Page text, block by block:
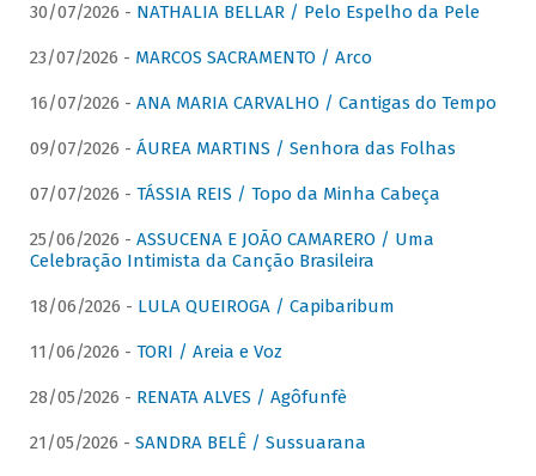
30/07/2026 - NATHALIA BELLAR / Pelo Espelho da Pele
23/07/2026 - MARCOS SACRAMENTO / Arco
16/07/2026 - ANA MARIA CARVALHO / Cantigas do Tempo
09/07/2026 - ÁUREA MARTINS / Senhora das Folhas
07/07/2026 - TÁSSIA REIS / Topo da Minha Cabeça
25/06/2026 - ASSUCENA E JOÃO CAMARERO / Uma
Celebração Intimista da Canção Brasileira
18/06/2026 - LULA QUEIROGA / Capibaribum
11/06/2026 - TORI / Areia e Voz
28/05/2026 - RENATA ALVES / Agôfunfè
21/05/2026 - SANDRA BELÊ / Sussuarana